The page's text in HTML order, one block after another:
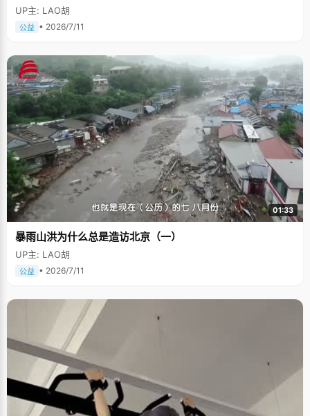
UP主: LAO胡
公益 • 2026/7/11
01:33
暴雨山洪为什么总是造访北京（一）
UP主: LAO胡
公益 • 2026/7/11